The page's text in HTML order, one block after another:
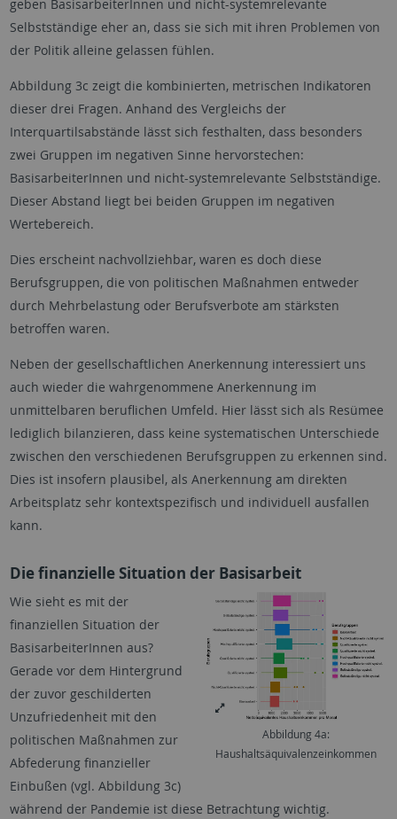
geben BasisarbeiterInnen und nicht-systemrelevante
Selbstständige eher an, dass sie sich mit ihren Problemen von
der Politik alleine gelassen fühlen.
Abbildung 3c zeigt die kombinierten, metrischen Indikatoren
dieser drei Fragen. Anhand des Vergleichs der
Interquartilsabstände lässt sich festhalten, dass besonders
zwei Gruppen im negativen Sinne hervorstechen:
BasisarbeiterInnen und nicht-systemrelevante Selbstständige.
Dieser Abstand liegt bei beiden Gruppen im negativen
Wertebereich.
Dies erscheint nachvollziehbar, waren es doch diese
Berufsgruppen, die von politischen Maßnahmen entweder
durch Mehrbelastung oder Berufsverbote am stärksten
betroffen waren.
Neben der gesellschaftlichen Anerkennung interessiert uns
auch wieder die wahrgenommene Anerkennung im
unmittelbaren beruflichen Umfeld. Hier lässt sich als Resümee
lediglich bilanzieren, dass keine systematischen Unterschiede
zwischen den verschiedenen Berufsgruppen zu erkennen sind.
Dies ist insofern plausibel, als Anerkennung am direkten
Arbeitsplatz sehr kontextspezifisch und individuell ausfallen
kann.
Die finanzielle Situation der Basisarbeit
Abbildung 4a:
Haushaltsäquivalenzeinkommen
Wie sieht es mit der
finanziellen Situation der
BasisarbeiterInnen aus?
Gerade vor dem Hintergrund
der zuvor geschilderten
Unzufriedenheit mit den
politischen Maßnahmen zur
Abfederung finanzieller
Einbußen (vgl. Abbildung 3c)
während der Pandemie ist diese Betrachtung wichtig.